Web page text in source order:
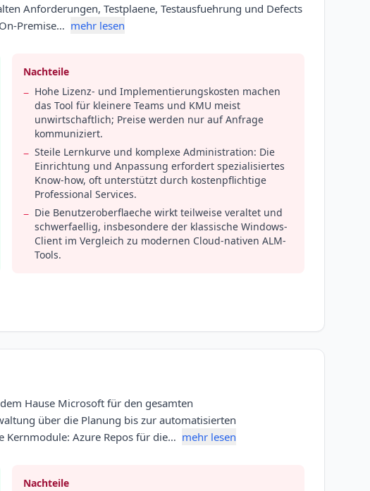
Anforderungen, Testplaene, Testausfuehrung und Defects
Premise… mehr lesen
Nachteile
− Hohe Lizenz- und Implementierungskosten machen
das Tool für kleinere Teams und KMU meist
unwirtschaftlich; Preise werden nur auf Anfrage
kommuniziert.
− Steile Lernkurve und komplexe Administration: Die
Einrichtung und Anpassung erfordert spezialisiertes
Know-how, oft unterstützt durch kostenpflichtige
Professional Services.
− Die Benutzeroberflaeche wirkt teilweise veraltet und
schwerfaellig, insbesondere der klassische Windows-
Client im Vergleich zu modernen Cloud-nativen ALM-
Tools.
Hause Microsoft für den gesamten
über die Planung bis zur automatisierten
Azure Repos für die… mehr lesen
Nachteile